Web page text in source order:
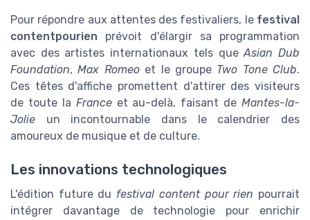
Pour répondre aux attentes des festivaliers, le festival
contentpourien prévoit d'élargir sa programmation
avec des artistes internationaux tels queAsian Dub
Foundation,Max Romeoet le groupe Two Tone Club.
Ces têtes d'affiche promettent d'attirer des visiteurs
de toute la Franceet au-delà, faisant de Mantes-la-
Jolie un incontournable dans le calendrier des
amoureux de musique et de culture.
Les innovations technologiques
L'édition future du festival content pour rien pourrait
intégrer davantage de technologie pour enrichir